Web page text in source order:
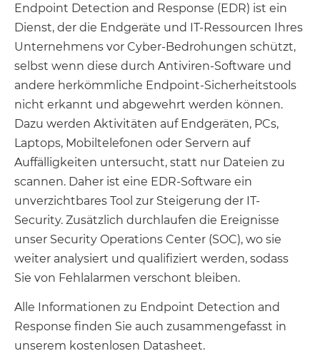
Endpoint Detection and Response (EDR) ist ein
Dienst, der die Endgeräte und IT-Ressourcen Ihres
Unternehmens vor Cyber-Bedrohungen schützt,
selbst wenn diese durch Antiviren-Software und
andere herkömmliche Endpoint-Sicherheitstools
nicht erkannt und abgewehrt werden können.
Dazu werden Aktivitäten auf Endgeräten, PCs,
Laptops, Mobiltelefonen oder Servern auf
Auffälligkeiten untersucht, statt nur Dateien zu
scannen. Daher ist eine EDR-Software ein
unverzichtbares Tool zur Steigerung der IT-
Security. Zusätzlich durchlaufen die Ereignisse
unser Security Operations Center (SOC), wo sie
weiter analysiert und qualifiziert werden, sodass
Sie von Fehlalarmen verschont bleiben.
Alle Informationen zu Endpoint Detection and
Response finden Sie auch zusammengefasst in
unserem kostenlosen Datasheet.